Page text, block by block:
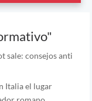
sale: consejos anti
Italia el lugar